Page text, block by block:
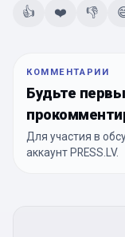
👍 ❤️ 👎
КОММЕНТАРИИ
Будьте
Для участия в
аккаунт PRESS.LV.